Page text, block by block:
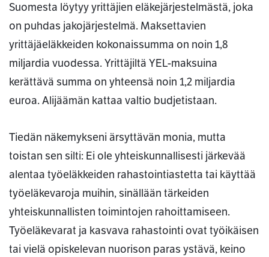
Suomesta löytyy yrittäjien eläkejärjestelmästä, joka
on puhdas jakojärjestelmä. Maksettavien
yrittäjäeläkkeiden kokonaissumma on noin 1,8
miljardia vuodessa. Yrittäjiltä YEL-maksuina
kerättävä summa on yhteensä noin 1,2 miljardia
euroa. Alijäämän kattaa valtio budjetistaan.
Tiedän näkemykseni ärsyttävän monia, mutta
toistan sen silti: Ei ole yhteiskunnallisesti järkevää
alentaa työeläkkeiden rahastointiastetta tai käyttää
työeläkevaroja muihin, sinällään tärkeiden
yhteiskunnallisten toimintojen rahoittamiseen.
Työeläkevarat ja kasvava rahastointi ovat työikäisen
tai vielä opiskelevan nuorison paras ystävä, keino